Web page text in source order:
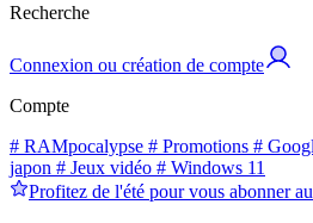
Recherche
Connexion ou création de compte
Compte
# RAMpocalypse # Promotions #
japon # Jeux vidéo # Windows 11
Profitez de l'été pour vous abonner